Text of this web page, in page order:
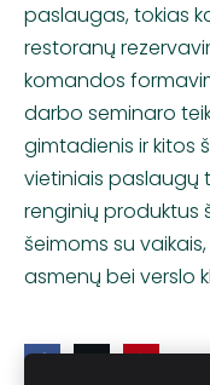
paslaugas, tokias
restoranų
komandos
darbo seminaro
gimtadienis ir kitos
vietiniais paslaugų
renginių produktus
šeimoms su
asmenų bei verslo